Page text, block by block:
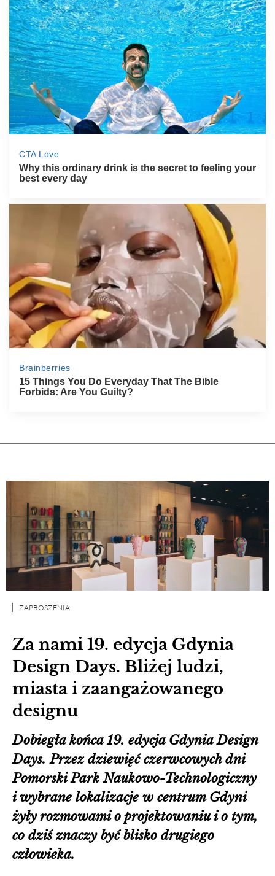
Za nami 19. edycja Gdynia
Design Days. Bliżej ludzi,
miasta i zaangażowanego
designu
ZAPROSZENIA
Dobiegła końca 19. edycja Gdynia Design
Days. Przez dziewięć czerwcowych dni
Pomorski Park Naukowo-Technologiczny
i wybrane lokalizacje w centrum Gdyni
żyły rozmowami o projektowaniu i o tym,
co dziś znaczy być blisko drugiego
człowieka.